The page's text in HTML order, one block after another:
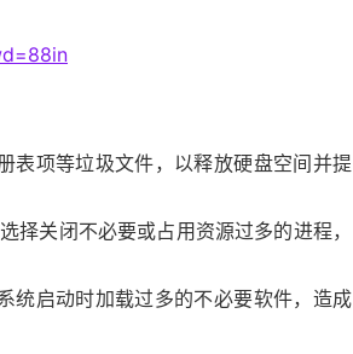
表项等垃圾文件，以释放硬盘空间并提
择关闭不必要或占用资源过多的进程，
统启动时加载过多的不必要软件，造成